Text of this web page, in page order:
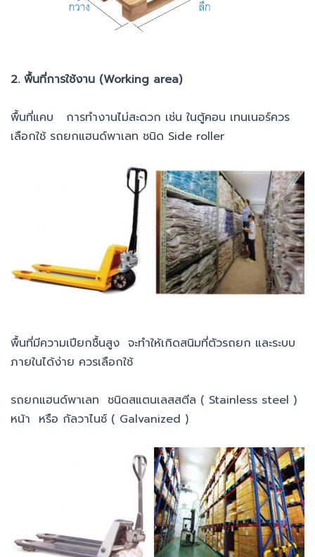
2. พื้นที่การใช้งาน (Working area)
พื้นที่แคบ การทำงานไม่สะดวก เช่น ในตู้คอน เทนเนอร์ควร
เลือกใช้ รถยกแฮนด์พาเลท ชนิด Side roller
พื้นที่มีความเปียกชื้นสูง จะทำให้เกิดสนิมที่ตัวรถยก และระบบ
ภายในได้ง่าย ควรเลือกใช้
รถยกแฮนด์พาเลท ชนิดสแตนเลสสตีล ( Stainless steel )
หน้า หรือ กัลวาไนซ์ ( Galvanized )